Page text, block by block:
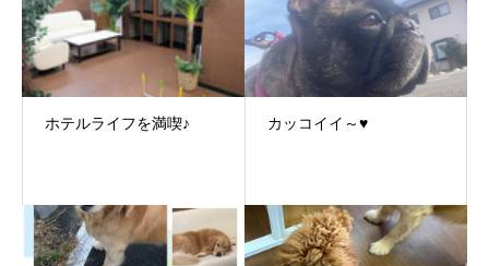
ホテルライフを満喫♪ カッコイイ～♥